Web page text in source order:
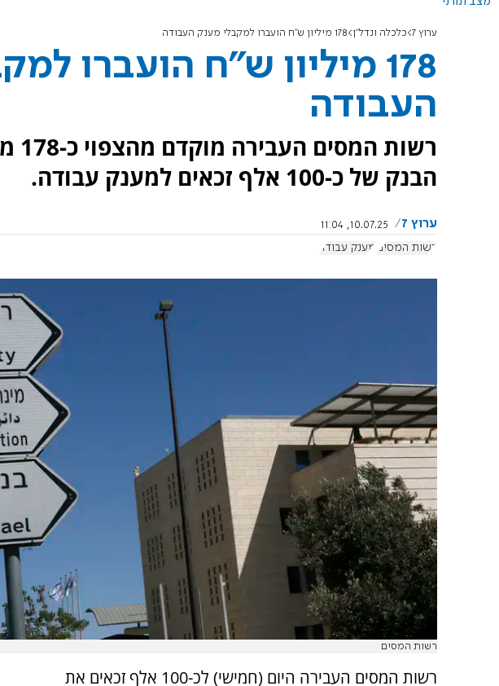
ערוץ 7 כלכלה ונדל"ן 178 מיליון ש"ח הועברו למקבלי מענק העבודה
178 מיליון ש"ח הועברו
העבודה
הבנק של כ-100 אלף זכאים למענק עבודה.
ערוץ 7
10.07.25, 11:04
רשות המסים מענק עבודה
רשות המסים
רשות המסים העבירה היום (חמישי) לכ-100 אלף זכאים את